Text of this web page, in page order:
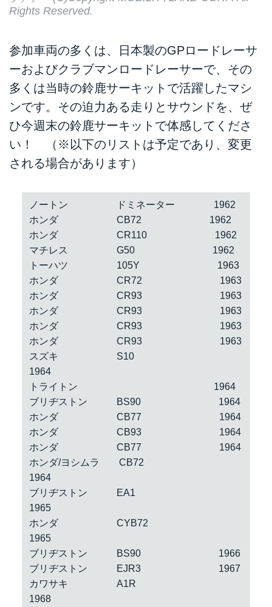
Rights Reserved.
参加車両の多くは、日本製のGPロードレーサ
ーおよびクラブマンロードレーサーで、その
多くは当時の鈴鹿サーキットで活躍したマシ
ンです。その迫力ある走りとサウンドを、ぜ
ひ今週末の鈴鹿サーキットで体感してくださ
い！ （※以下のリストは予定であり、変更
される場合があります）
ノートン ドミネーター 1962
ホンダ CB72 1962
ホンダ CR110 1962
マチレス G50 1962
トーハツ 105Y 1963
ホンダ CR72 1963
ホンダ CR93 1963
ホンダ CR93 1963
ホンダ CR93 1963
ホンダ CR93 1963
スズキ S10
1964
トライトン 1964
ブリヂストン BS90 1964
ホンダ CB77 1964
ホンダ CB93 1964
ホンダ CB77 1964
ホンダ/ヨシムラ CB72
1964
ブリヂストン EA1
1965
ホンダ CYB72
1965
ブリヂストン BS90 1966
ブリヂストン EJR3 1967
カワサキ A1R
1968